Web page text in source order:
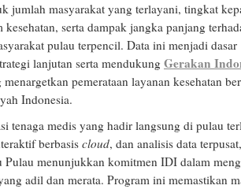
jumlah masyarakat yang terlayani, tingkat
kesehatan, serta dampak jangka panjang
pulau terpencil. Data ini menjadi dasar
lanjutan serta mendukung Gerakan
menargetkan pemerataan layanan kesehatan
Indonesia.
tenaga medis yang hadir langsung di pulau
berbasis cloud, dan analisis data
Pulau menunjukkan komitmen IDI dalam
adil dan merata. Program ini memastikan